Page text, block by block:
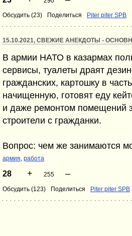
Обсудить (23) Поделиться Piter piter SPB
15.10.2021, СВЕЖИЕ АНЕКДОТЫ -
В армии НАТО в казармах
сервисы, туалеты драят
гражданских, картошку в
начищенную, готовят еду
и даже ремонтом помещений
строители с гражданки.
Вопрос: чем же занимаются
армия, работа
28 + 255 –
Обсудить (123) Поделиться Piter piter SPB